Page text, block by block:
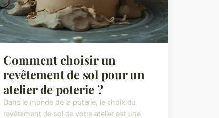
Comment choisir un
revêtement de sol pour un
atelier de poterie ?
Dans le monde de la poterie, le choix du
revêtement de sol de votre atelier est une